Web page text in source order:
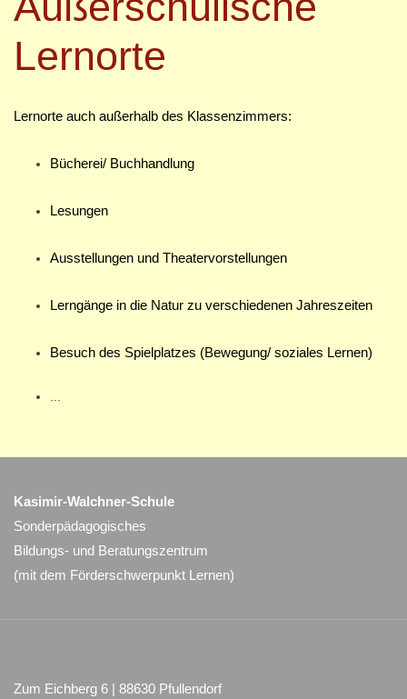
Lernorte
Lernorte auch außerhalb des Klassenzimmers:
Bücherei/ Buchhandlung
Lesungen
Ausstellungen und Theatervorstellungen
Lerngänge in die Natur zu verschiedenen Jahreszeiten
Besuch des Spielplatzes (Bewegung/ soziales Lernen)
Kasimir-Walchner-Schule
Sonderpädagogisches
Bildungs- und Beratungszentrum
(mit dem Förderschwerpunkt Lernen)
Zum Eichberg 6 | 88630 Pfullendorf